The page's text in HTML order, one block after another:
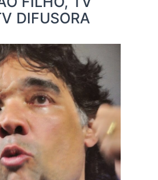
DIFUSORA